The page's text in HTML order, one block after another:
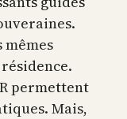
mêmes
permettent
Mais,